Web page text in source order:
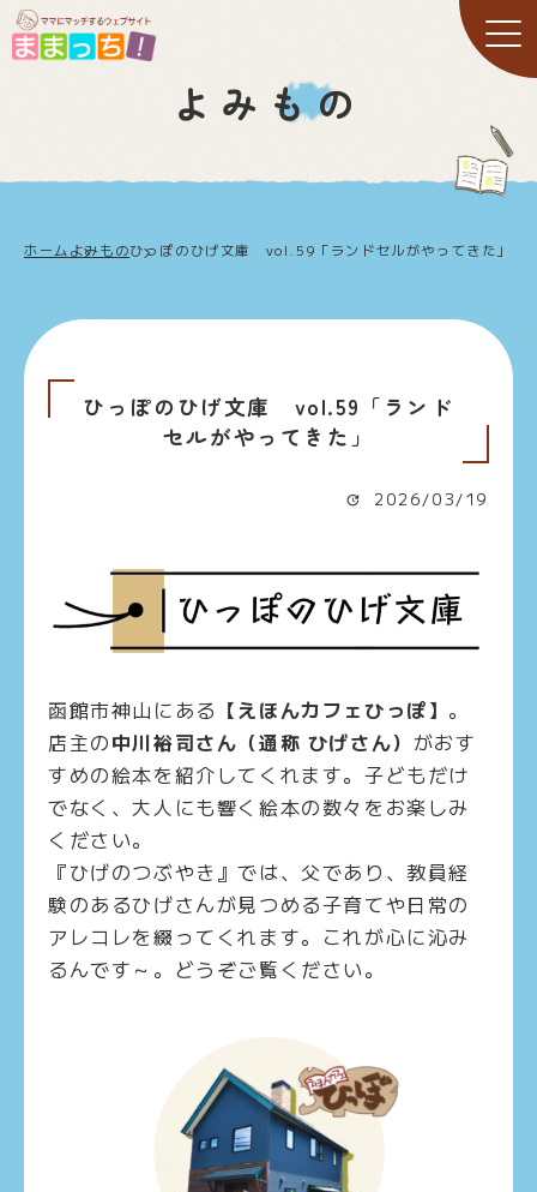
よみもの
ホーム よみものひっぽのひげ文庫 vol.59「ランドセルがやってきた」
ひっぽのひげ文庫 vol.59「ランド
セルがやってきた」
2026/03/19
函館市神山にある 【えほんカフェひっぽ】 。
店主の中川裕司さん（通称 ひげさん） がおす
すめの絵本を紹介してくれます。子どもだけ
でなく、大人にも響く絵本の数々をお楽しみ
ください。
『ひげのつぶやき』では、 父であり、教員経
験のあるひげさんが見つめる子育てや日常の
アレコレを綴ってくれます。これが心に沁み
るんです～。どうぞご覧ください。